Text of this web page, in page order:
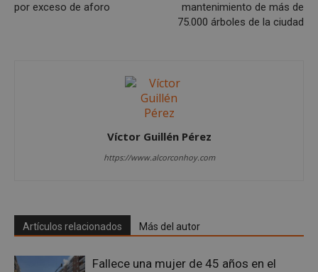
por exceso de aforo
mantenimiento de más de
75.000 árboles de la ciudad
Víctor Guillén Pérez
https://www.alcorconhoy.com
Artículos relacionados Más del autor
Fallece una mujer de 45 años en el
Cookies de rendimiento
Las cookies estrictamente necesarias permiten la
funcionalidad principal del sitio web, como el
El sitio web no se puede utilizar correctamente sin
Proveedor